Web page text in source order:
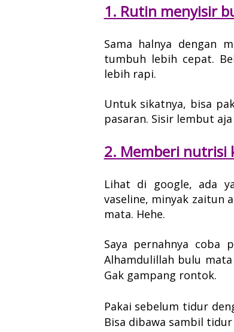
1. Rutin menyisir
Sama halnya dengan
tumbuh lebih cepat.
lebih rapi.
Untuk sikatnya, bisa
pasaran. Sisir lembut
2. Memberi nutrisi
Lihat di google, ada
vaseline, minyak zaitun
mata. Hehe.
Saya pernahnya coba
Alhamdulillah bulu
Gak gampang rontok.
Pakai sebelum tidur
Bisa dibawa sambil